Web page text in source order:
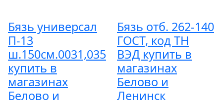
Бязь универсал
П-13
ш.150см.0031,035
купить в
магазинах
Белово и
Бязь отб. 262-140
ГОСТ, код ТН
ВЭД купить в
магазинах
Белово и
Ленинск